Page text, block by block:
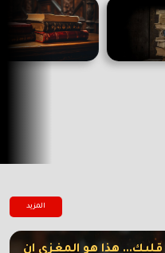
المزيد
قلبك... هذا هو المغزي ان